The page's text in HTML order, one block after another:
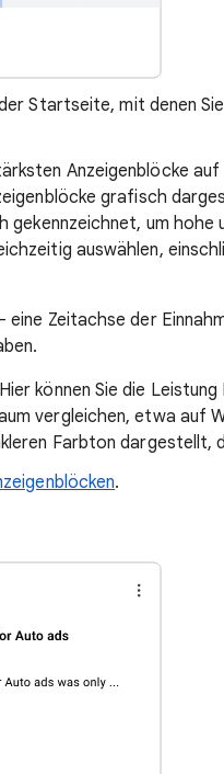
Startseite, mit denen
Anzeigenblöcke
grafisch
um hohe
auswählen,
eine Zeitachse der
können Sie die
vergleichen, etwa auf
Farbton dargestellt,
.